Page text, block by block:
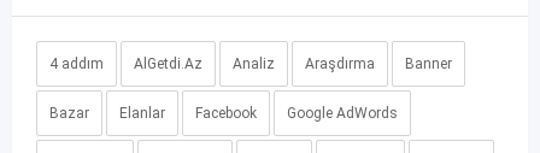
4 addım AlGetdi.Az Analiz Araşdırma Banner
Bazar Elanlar Facebook Google AdWords